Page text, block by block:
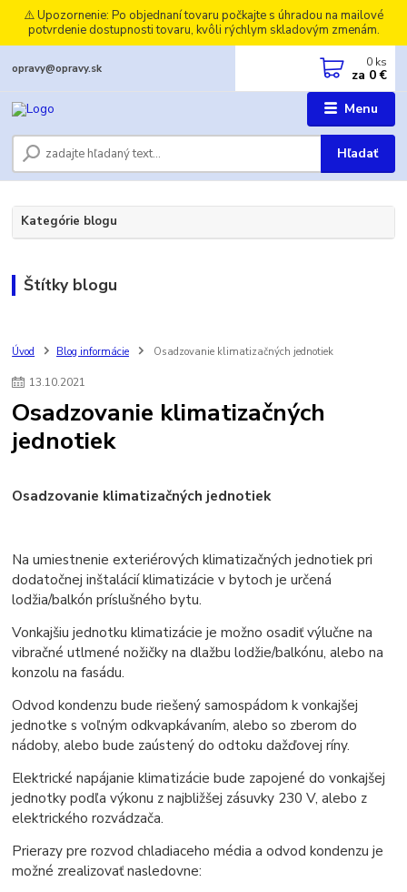
⚠️ Upozornenie: Po objednaní tovaru počkajte s úhradou na mailové
potvrdenie dostupnosti tovaru, kvôli rýchlym skladovým zmenám.
Menu
Hľadať
opravy@opravy.sk 0 ks
za 0 €
Kategórie blogu
Štítky blogu
Úvod Blog informácie Osadzovanie klimatizačných jednotiek
13.10.2021
Osadzovanie klimatizačných
jednotiek
Osadzovanie klimatizačných jednotiek
Na umiestnenie exteriérových klimatizačných jednotiek pri
dodatočnej inštalácií klimatizácie v bytoch je určená
lodžia/balkón príslušného bytu.
Vonkajšiu jednotku klimatizácie je možno osadiť výlučne na
vibračné utlmené nožičky na dlažbu lodžie/balkónu, alebo na
konzolu na fasádu.
Odvod kondenzu bude riešený samospádom k vonkajšej
jednotke s voľným odkvapkávaním, alebo so zberom do
nádoby, alebo bude zaústený do odtoku dažďovej ríny.
Elektrické napájanie klimatizácie bude zapojené do vonkajšej
jednotky podľa výkonu z najbližšej zásuvky 230 V, alebo z
elektrického rozvádzača.
Prierazy pre rozvod chladiaceho média a odvod kondenzu je
možné zrealizovať nasledovne: